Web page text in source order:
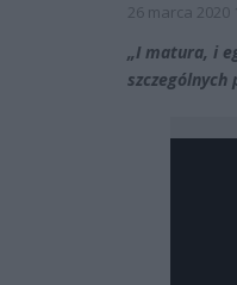
26 marca 2020
„I matura, i
szczególnych